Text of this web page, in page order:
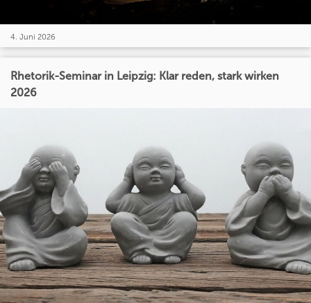
4. Juni 2026
Rhetorik-Seminar in Leipzig: Klar reden, stark wirken
2026